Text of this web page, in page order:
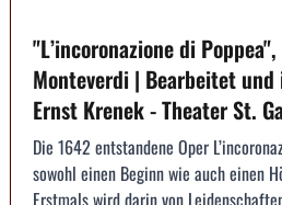
"L’incoronazione di
Monteverdi | Bearbeitet
Ernst Krenek - Theater St.
Die 1642 entstandene Oper
sowohl einen Beginn wie auch einen
Erstmals wird darin von